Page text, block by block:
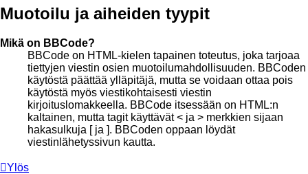
Muotoilu ja aiheiden tyypit
Mikä on BBCode?
BBCode on HTML-kielen tapainen toteutus, joka tarjoaa
tiettyjen viestin osien muotoilumahdollisuuden. BBCoden
käytöstä päättää ylläpitäjä, mutta se voidaan ottaa pois
käytöstä myös viestikohtaisesti viestin
kirjoituslomakkeella. BBCode itsessään on HTML:n
kaltainen, mutta tagit käyttävät < ja > merkkien sijaan
hakasulkuja [ ja ]. BBCoden oppaan löydät
viestinlähetyssivun kautta.
Ylös